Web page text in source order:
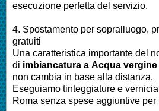
esecuzione perfetta del servizio.
4. Spostamento per sopralluogo,
gratuiti
Una caratteristica importante del
di imbiancatura a Acqua vergine
non cambia in base alla distanza.
Eseguiamo tinteggiature e
Roma senza spese aggiuntive per